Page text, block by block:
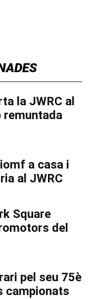
la JWRC al
remuntada
a casa i
al JWRC
Square
del
pel seu 75è
campionats